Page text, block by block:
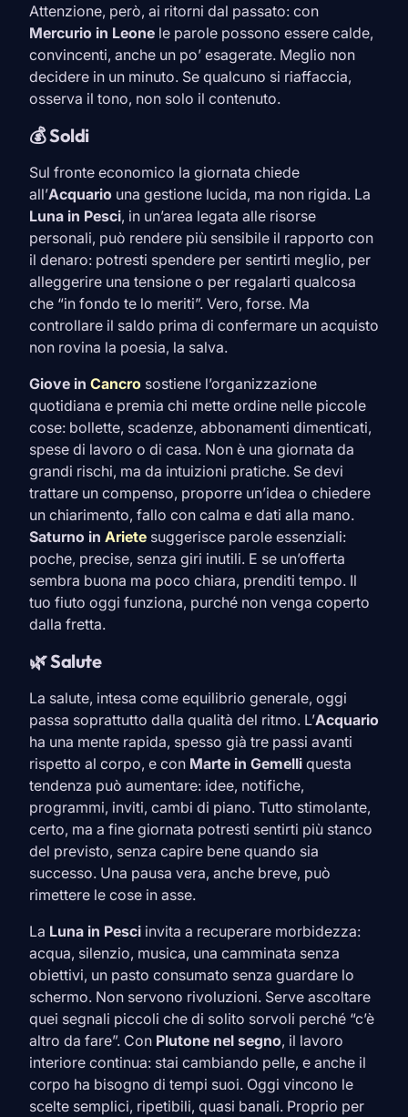
Attenzione, però, ai ritorni dal passato: con
Mercurio in Leone le parole possono essere calde,
convincenti, anche un po’ esagerate. Meglio non
decidere in un minuto. Se qualcuno si riaffaccia,
osserva il tono, non solo il contenuto.
💰 Soldi
Sul fronte economico la giornata chiede
all’Acquario una gestione lucida, ma non rigida. La
Luna in Pesci, in un’area legata alle risorse
personali, può rendere più sensibile il rapporto con
il denaro: potresti spendere per sentirti meglio, per
alleggerire una tensione o per regalarti qualcosa
che “in fondo te lo meriti”. Vero, forse. Ma
controllare il saldo prima di confermare un acquisto
non rovina la poesia, la salva.
Giove in Cancro sostiene l’organizzazione
quotidiana e premia chi mette ordine nelle piccole
cose: bollette, scadenze, abbonamenti dimenticati,
spese di lavoro o di casa. Non è una giornata da
grandi rischi, ma da intuizioni pratiche. Se devi
trattare un compenso, proporre un’idea o chiedere
un chiarimento, fallo con calma e dati alla mano.
Saturno in Ariete suggerisce parole essenziali:
poche, precise, senza giri inutili. E se un’offerta
sembra buona ma poco chiara, prenditi tempo. Il
tuo fiuto oggi funziona, purché non venga coperto
dalla fretta.
🌿 Salute
La salute, intesa come equilibrio generale, oggi
passa soprattutto dalla qualità del ritmo. L’Acquario
ha una mente rapida, spesso già tre passi avanti
rispetto al corpo, e con Marte in Gemelli questa
tendenza può aumentare: idee, notifiche,
programmi, inviti, cambi di piano. Tutto stimolante,
certo, ma a fine giornata potresti sentirti più stanco
del previsto, senza capire bene quando sia
successo. Una pausa vera, anche breve, può
rimettere le cose in asse.
La Luna in Pesci invita a recuperare morbidezza:
acqua, silenzio, musica, una camminata senza
obiettivi, un pasto consumato senza guardare lo
schermo. Non servono rivoluzioni. Serve ascoltare
quei segnali piccoli che di solito sorvoli perché “c’è
altro da fare”. Con Plutone nel segno, il lavoro
interiore continua: stai cambiando pelle, e anche il
corpo ha bisogno di tempi suoi. Oggi vincono le
scelte semplici, ripetibili, quasi banali. Proprio per